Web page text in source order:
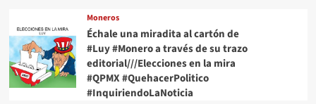
Moneros
Échale una miradita al cartón de
#Luy #Monero a través de su trazo
editorial///Elecciones en la mira
#QPMX #QuehacerPolitico
#InquiriendoLaNoticia